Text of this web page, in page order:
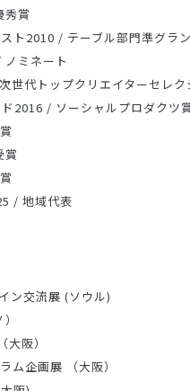
賞
2010 / テーブル部門準グラ
ミネート
代トップクリエイターセレク
/ ソーシャルプロダクツ
/ 地域代表
交流展 (ソウル)
阪）
企画展 （大阪）